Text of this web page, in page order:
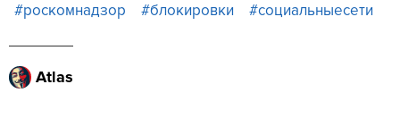
#роскомнадзор #блокировки #социальныесети
Atlas